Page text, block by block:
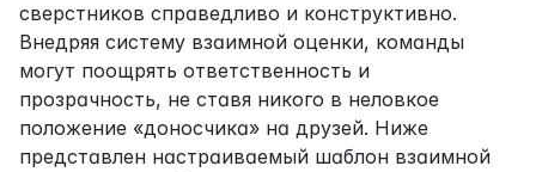
сверстников справедливо и конструктивно.
Внедряя систему взаимной оценки, команды
могут поощрять ответственность и
прозрачность, не ставя никого в неловкое
положение «доносчика» на друзей. Ниже
представлен настраиваемый шаблон взаимной